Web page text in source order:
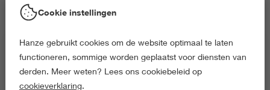
Cookie instellingen
Hanze gebruikt cookies om de website optimaal te laten
functioneren, sommige worden geplaatst voor diensten van
derden. Meer weten? Lees ons cookiebeleid op
cookieverklaring.